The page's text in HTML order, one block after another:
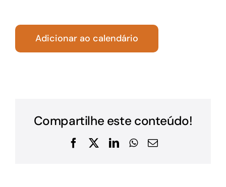
Adicionar ao calendário
Compartilhe este conteúdo!
Facebook
X LinkedInWhatsApp
E-